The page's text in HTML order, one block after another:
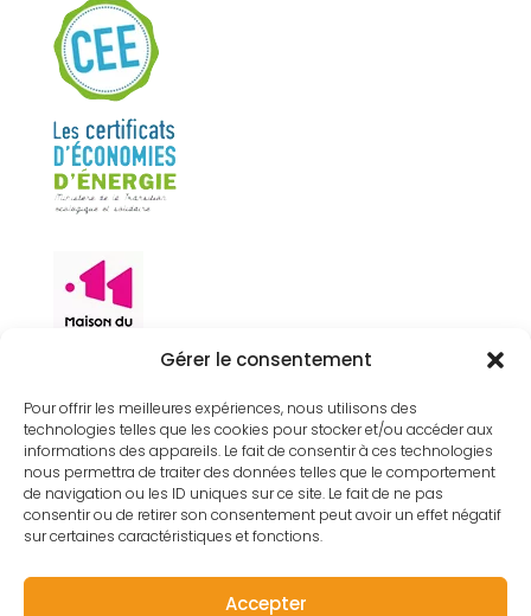
Gérer le consentement
Pour offrir les meilleures expériences, nous utilisons des
technologies telles que les cookies pour stocker et/ou accéder aux
informations des appareils. Le fait de consentir à ces technologies
nous permettra de traiter des données telles que le comportement
de navigation ou les ID uniques sur ce site. Le fait de ne pas
consentir ou de retirer son consentement peut avoir un effet négatif
sur certaines caractéristiques et fonctions.
Accepter
Conception web
Légales-Politique de confidentialité